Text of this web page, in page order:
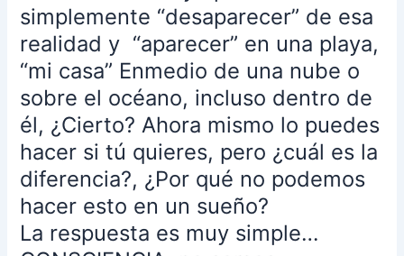
simplemente “desaparecer” de esa
realidad y “aparecer” en una playa,
“mi casa” Enmedio de una nube o
sobre el océano, incluso dentro de
él, ¿Cierto? Ahora mismo lo puedes
hacer si tú quieres, pero ¿cuál es la
diferencia?, ¿Por qué no podemos
hacer esto en un sueño?
La respuesta es muy simple…
por
el
contrario,
seguimos
cargando
nuestras
culpas,
nuestros
sufrimientos,
rencores,
miedos,